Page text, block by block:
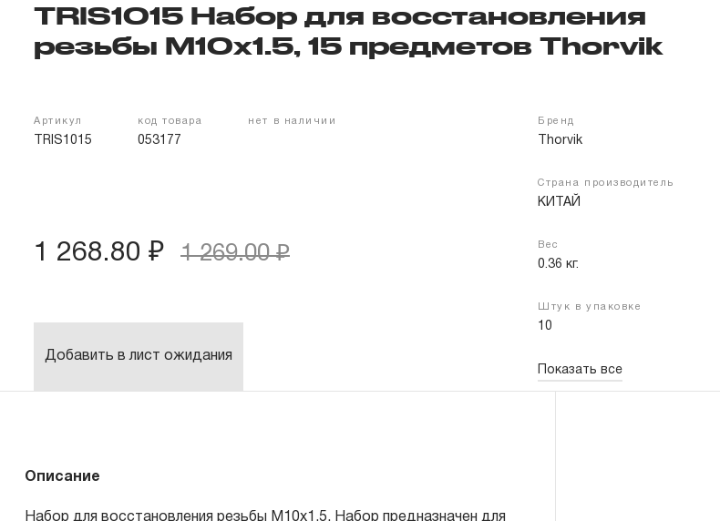
Итого 0.00 ₽
Регистрация
TRIS1015 Набор для восстановления
резьбы M10x1.5, 15 предметов Thorvik
Артикул
TRIS1015
код товара
053177
нет в наличии Бренд
Thorvik
Страна производитель
КИТАЙ
Вес
0.36 кг.
Штук в упаковке
10
Показать все
1 268.80 ₽ 1 269.00 ₽
Добавить в лист ожидания
Описание
Набор для восстановления резьбы M10x1.5. Набор предназначен для
Сверло спиральное по металлу по DIN 338